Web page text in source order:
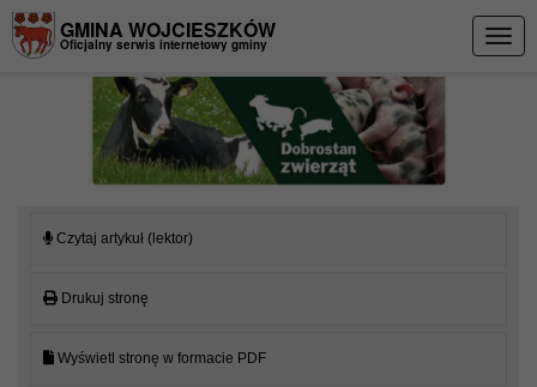
GMINA WOJCIESZKÓW
Oficjalny serwis internetowy gminy
Czytaj artykuł (lektor)
Drukuj stronę
Wyświetl stronę w formacie PDF